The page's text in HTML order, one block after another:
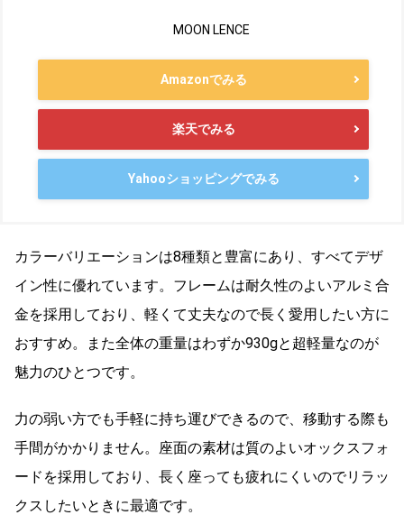
MOON LENCE
Amazonでみる
楽天でみる
Yahooショッピングでみる
カラーバリエーションは8種類と豊富にあり、すべてデザ
イン性に優れています。フレームは耐久性のよいアルミ合
金を採用しており、軽くて丈夫なので長く愛用したい方に
おすすめ。また全体の重量はわずか930gと超軽量なのが
魅力のひとつです。
力の弱い方でも手軽に持ち運びできるので、移動する際も
手間がかかりません。座面の素材は質のよいオックスフォ
ードを採用しており、長く座っても疲れにくいのでリラッ
クスしたいときに最適です。